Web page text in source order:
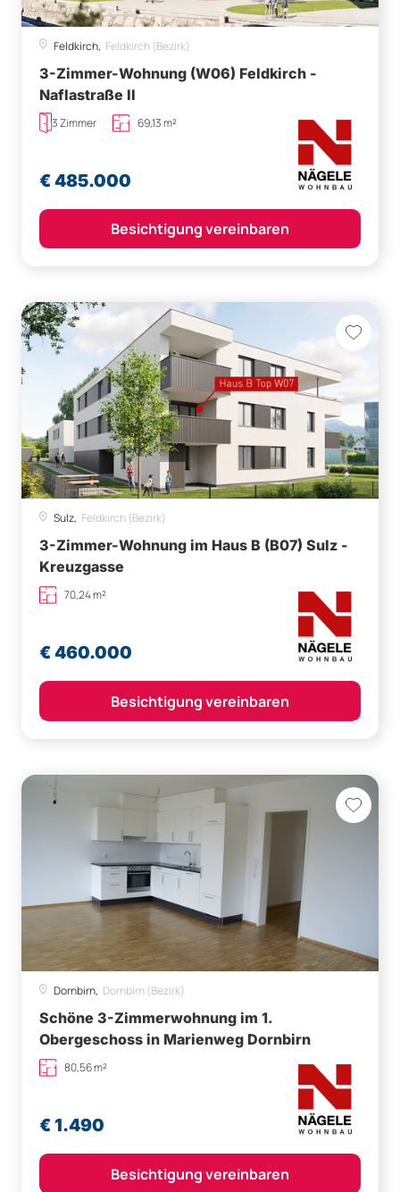
Feldkirch, Feldkirch (Bezirk)
3-Zimmer-Wohnung (W06) Feldkirch -
Naflastraße II
3 Zimmer 69,13 m²
€ 485.000
Besichtigung vereinbaren
Sulz, Feldkirch (Bezirk)
3-Zimmer-Wohnung im Haus B (B07) Sulz -
Kreuzgasse
70,24 m²
€ 460.000
Besichtigung vereinbaren
Dornbirn, Dornbirn (Bezirk)
Schöne 3-Zimmerwohnung im 1.
Obergeschoss in Marienweg Dornbirn
80,56 m²
€ 1.490
Besichtigung vereinbaren